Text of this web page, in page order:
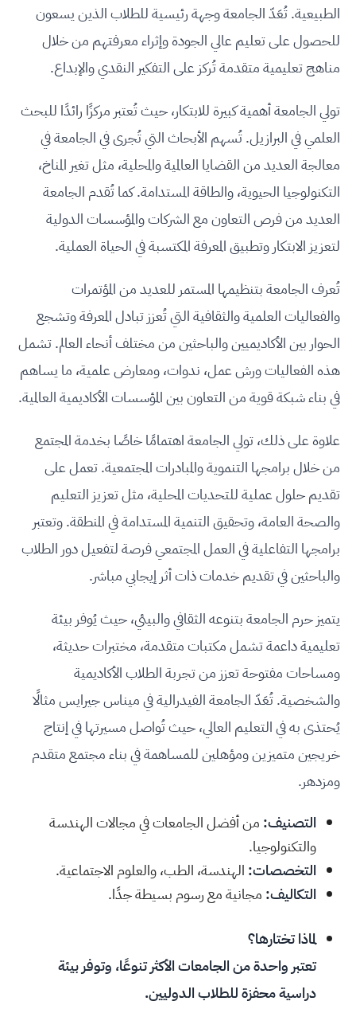
الطبيعية. تُعَدّ الجامعة وجهة رئيسية للطلاب الذين يسعون
للحصول على تعليم عالي الجودة وإثراء معرفتهم من خلال
مناهج تعليمية متقدمة تُركز على التفكير النقدي والإبداع.
تولي الجامعة أهمية كبيرة للابتكار، حيث تُعتبر مركزًا رائدًا للبحث
العلمي في البرازيل. تُسهم الأبحاث التي تُجرى في الجامعة في
معالجة العديد من القضايا العالمية والمحلية، مثل تغير المناخ،
التكنولوجيا الحيوية، والطاقة المستدامة. كما تُقدم الجامعة
العديد من فرص التعاون مع الشركات والمؤسسات الدولية
لتعزيز الابتكار وتطبيق المعرفة المكتسبة في الحياة العملية.
تُعرف الجامعة بتنظيمها المستمر للعديد من المؤتمرات
والفعاليات العلمية والثقافية التي تُعزز تبادل المعرفة وتشجع
الحوار بين الأكاديميين والباحثين من مختلف أنحاء العالم. تشمل
هذه الفعاليات ورش عمل، ندوات، ومعارض علمية، ما يساهم
في بناء شبكة قوية من التعاون بين المؤسسات الأكاديمية العالمية.
علاوة على ذلك، تولي الجامعة اهتمامًا خاصًا بخدمة المجتمع
من خلال برامجها التنموية والمبادرات المجتمعية. تعمل على
تقديم حلول عملية للتحديات المحلية، مثل تعزيز التعليم
والصحة العامة، وتحقيق التنمية المستدامة في المنطقة. وتعتبر
برامجها التفاعلية في العمل المجتمعي فرصة لتفعيل دور الطلاب
والباحثين في تقديم خدمات ذات أثر إيجابي مباشر.
يتميز حرم الجامعة بتنوعه الثقافي والبيئي، حيث يُوفر بيئة
تعليمية داعمة تشمل مكتبات متقدمة، مختبرات حديثة،
ومساحات مفتوحة تعزز من تجربة الطلاب الأكاديمية
والشخصية. تُعَدّ الجامعة الفيدرالية في ميناس جيرايس مثالًا
يُحتذى به في التعليم العالي، حيث تُواصل مسيرتها في إنتاج
خريجين متميزين ومؤهلين للمساهمة في بناء مجتمع متقدم
ومزدهر.
التصنيف: من أفضل الجامعات في مجالات الهندسة
والتكنولوجيا.
التخصصات: الهندسة، الطب، والعلوم الاجتماعية.
التكاليف: مجانية مع رسوم بسيطة جدًا.
لماذا تختارها؟
تعتبر واحدة من الجامعات الأكثر تنوعًا، وتوفر بيئة
دراسية محفزة للطلاب الدوليين.